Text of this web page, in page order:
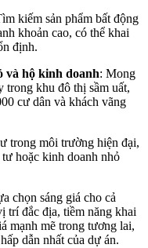
kiếm sản phẩm bất động
khoản cao, có thể khai
định.
và hộ kinh doanh: Mong
trong khu đô thị sầm uất,
cư dân và khách vãng
trong môi trường hiện đại,
hoặc kinh doanh nhỏ
chọn sáng giá cho cả
trí đắc địa, tiềm năng khai
mạnh mẽ trong tương lai,
dẫn nhất của dự án.